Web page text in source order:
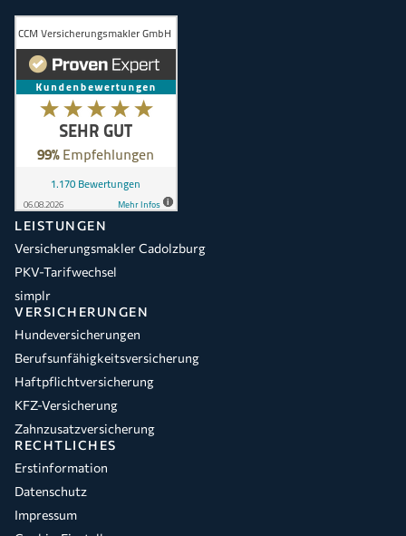
LEISTUNGEN
Versicherungsmakler Cadolzburg
PKV-Tarifwechsel
simplr
VERSICHERUNGEN
Hundeversicherungen
Berufsunfähigkeitsversicherung
Haftpflichtversicherung
KFZ-Versicherung
Zahnzusatzversicherung
RECHTLICHES
Erstinformation
Datenschutz
Impressum